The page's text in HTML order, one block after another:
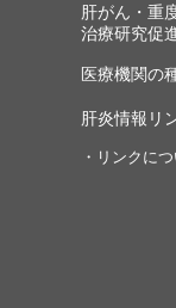
肝がん・重
治療研究促
医療機関の
肝炎情報リ
・リンクに